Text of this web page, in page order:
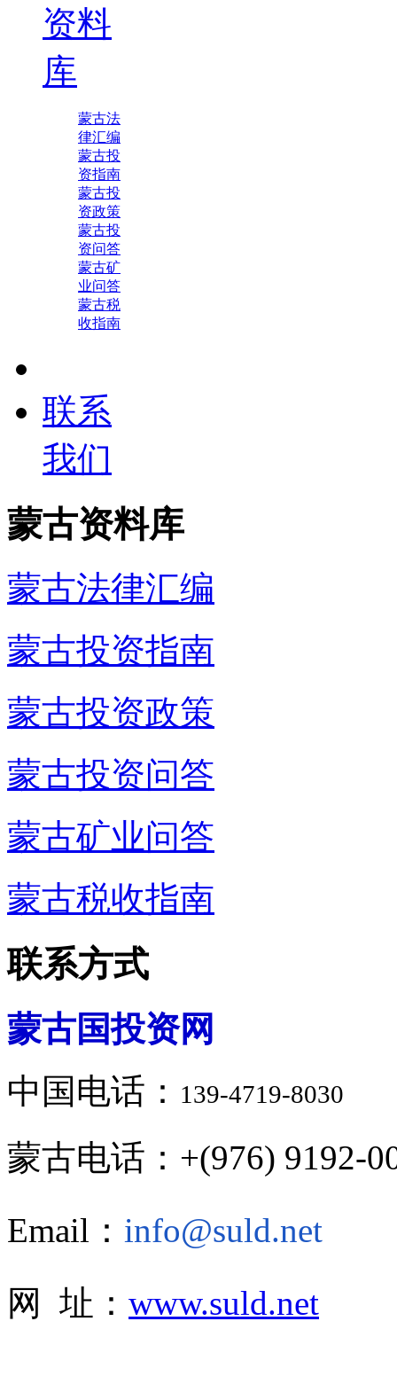
资料
库
蒙古法
律汇编
蒙古投
资指南
蒙古投
资政策
蒙古投
资问答
蒙古矿
业问答
蒙古税
收指南
联系
我们
蒙古资料库
蒙古法律汇编
蒙古投资指南
蒙古投资政策
蒙古投资问答
蒙古矿业问答
蒙古税收指南
联系方式
蒙古国投资网
中国电话： 139-4719-8030
蒙古电话：+(976) 9192-
Email： info@suld.net
网 址： www.suld.net